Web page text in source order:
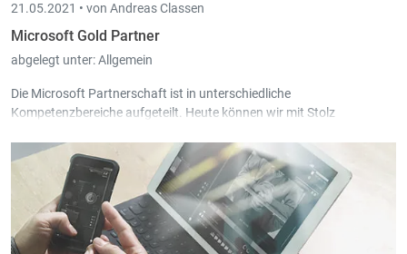
21.05.2021 • von Andreas Classen
Microsoft Gold Partner
abgelegt unter:Allgemein
Die Microsoft Partnerschaft ist in unterschiedliche
Kompetenzbereiche aufgeteilt. Heute können wir mit Stolz